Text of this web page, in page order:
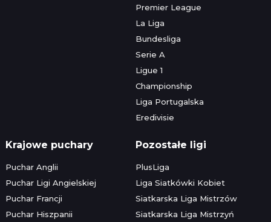
Premier League
La Liga
Bundesliga
Serie A
Ligue 1
Championship
Liga Portugalska
Eredivisie
Krajowe puchary
Puchar Anglii
Puchar Ligi Angielskiej
Puchar Francji
Puchar Hiszpanii
Pozostałe ligi
PlusLiga
Liga Siatkówki Kobiet
Siatkarska Liga Mistrzów
Siatkarska Liga Mistrzyń